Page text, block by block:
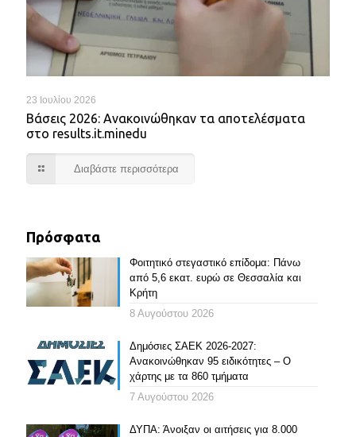
23 Ιουλίου 2026
Βάσεις 2026: Ανακοινώθηκαν τα αποτελέσματα
στο results.it.minedu
Διαβάστε περισσότερα
Πρόσφατα
Φοιτητικό στεγαστικό επίδομα: Πάνω
από 5,6 εκατ. ευρώ σε Θεσσαλία και
Κρήτη
8 Αυγούστου 2026
Δημόσιες ΣΑΕΚ 2026-2027:
Ανακοινώθηκαν 95 ειδικότητες – Ο
χάρτης με τα 860 τμήματα
7 Αυγούστου 2026
ΔΥΠΑ: Άνοιξαν οι αιτήσεις για 8.000